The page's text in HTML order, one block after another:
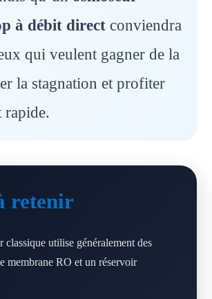
à débit direct conviendra
qui veulent gagner de la
la stagnation et profiter
rapide.
retenir
classique utilise généralement des
membrane RO et un réservoir